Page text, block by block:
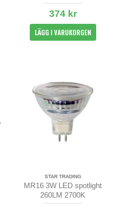
374 kr
LÄGG I VARUKORGEN
STAR TRADING
MR16 3W LED spotlight
260LM 2700K